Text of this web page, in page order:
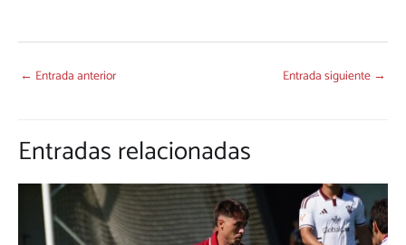
← Entrada anterior Entrada siguiente →
Entradas relacionadas